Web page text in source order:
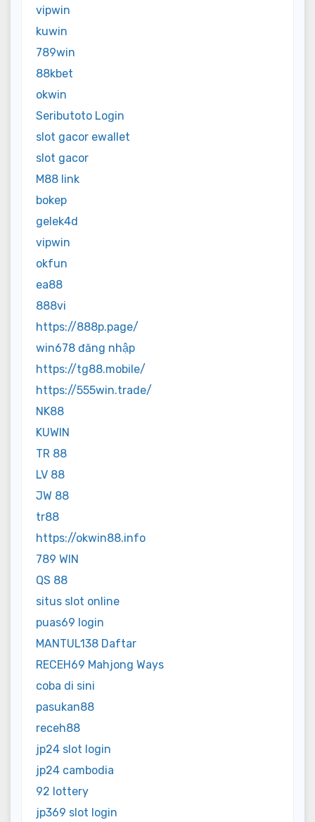
vipwin
kuwin
789win
88kbet
okwin
Seributoto Login
slot gacor ewallet
slot gacor
M88 link
bokep
gelek4d
vipwin
okfun
ea88
888vi
https://888p.page/
win678 đăng nhập
https://tg88.mobile/
https://555win.trade/
NK88
KUWIN
TR 88
LV 88
JW 88
tr88
https://okwin88.info
789 WIN
QS 88
situs slot online
puas69 login
MANTUL138 Daftar
RECEH69 Mahjong Ways
coba di sini
pasukan88
receh88
jp24 slot login
jp24 cambodia
92 lottery
jp369 slot login